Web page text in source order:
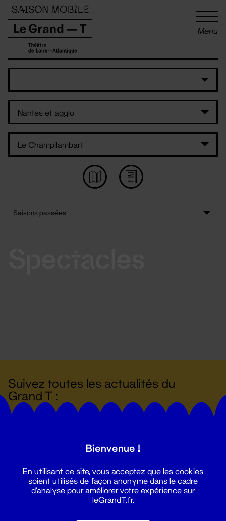
Menu
Suivez toutes les actualités du
Grand T :
Panneau de gestion des cookies
Bienvenue !
En utilisant ce site, vous acceptez que les cookies
soient utilisés de façon anonyme dans le cadre
d'analyse pour améliorer votre expérience sur
leGrandT.fr.